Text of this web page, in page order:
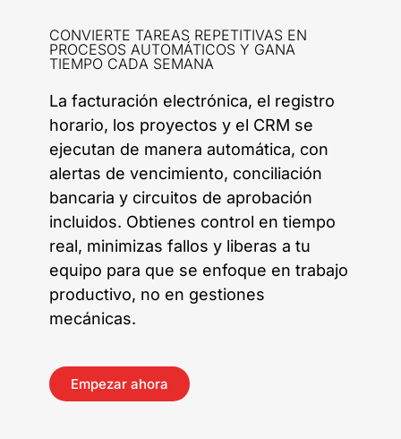
CONVIERTE TAREAS REPETITIVAS EN
PROCESOS AUTOMÁTICOS Y GANA
TIEMPO CADA SEMANA
La facturación electrónica, el registro
horario, los proyectos y el CRM se
ejecutan de manera automática, con
alertas de vencimiento, conciliación
bancaria y circuitos de aprobación
incluidos. Obtienes control en tiempo
real, minimizas fallos y liberas a tu
equipo para que se enfoque en trabajo
productivo, no en gestiones
mecánicas.
Empezar ahora